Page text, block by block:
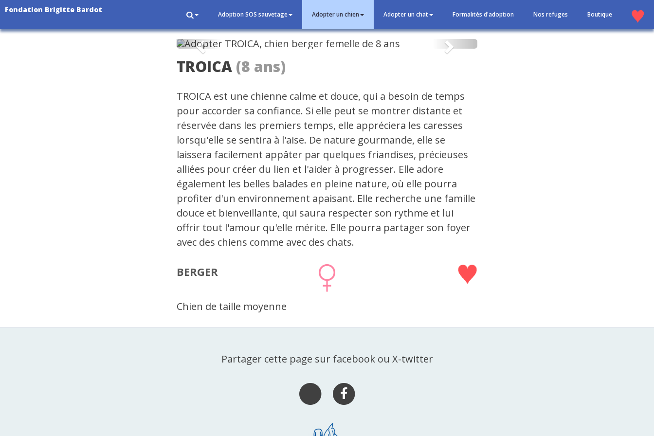
Fondation Brigitte Bardot
Adoption SOS sauvetage Adopter un chien Adopter un chat Formalités d'adoption Nos refuges Boutique
Précédent Suivant
TROICA (8 ans)
TROICA est une chienne calme et douce, qui a besoin de temps
pour accorder sa confiance. Si elle peut se montrer distante et
réservée dans les premiers temps, elle appréciera les caresses
lorsqu'elle se sentira à l'aise. De nature gourmande, elle se
laissera facilement appâter par quelques friandises, précieuses
alliées pour créer du lien et l'aider à progresser. Elle adore
également les belles balades en pleine nature, où elle pourra
profiter d'un environnement apaisant. Elle recherche une famille
douce et bienveillante, qui saura respecter son rythme et lui
offrir tout l'amour qu'elle mérite. Elle pourra partager son foyer
avec des chiens comme avec des chats.
BERGER
Chien de taille moyenne
Partager cette page sur facebook ou X-twitter